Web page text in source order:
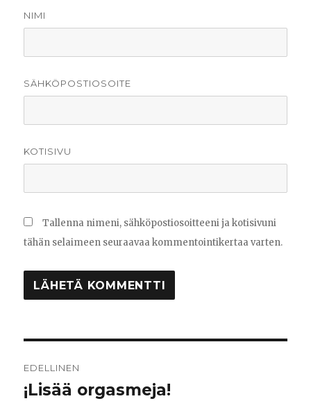
NIMI
SÄHKÖPOSTIOSOITE
KOTISIVU
Tallenna nimeni, sähköpostiosoitteeni ja kotisivuni
tähän selaimeen seuraavaa kommentointikertaa varten.
selaus
EDELLINEN
Edellinen
¡Lisää orgasmeja!